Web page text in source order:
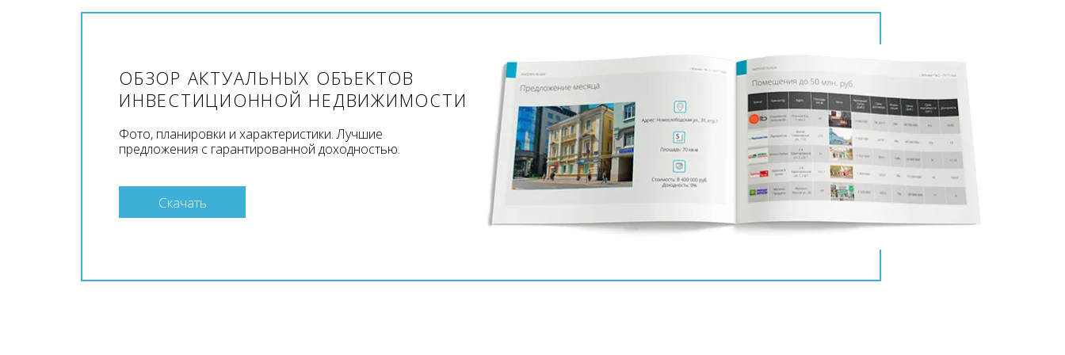
ОБЗОР АКТУАЛЬНЫХ ОБЪЕКТОВ
ИНВЕСТИЦИОННОЙ НЕДВИЖИМОСТИ
Фото, планировки и характеристики. Лучшие
предложения с гарантированной доходностью.
Скачать